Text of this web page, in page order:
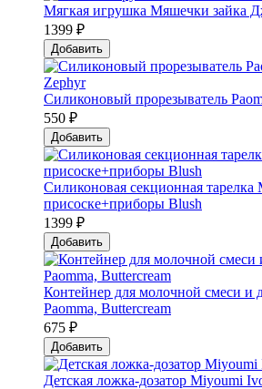
Мягкая игрушка Мяшечки зайка
1399 ₽
Добавить
Силиконовый прорезыватель
550 ₽
Добавить
Силиконовая секционная
присоске+приборы Blush
1399 ₽
Добавить
Контейнер для молочной смеси и
Paomma, Buttercream
675 ₽
Добавить
Детская ложка-дозатор Мiyoumi